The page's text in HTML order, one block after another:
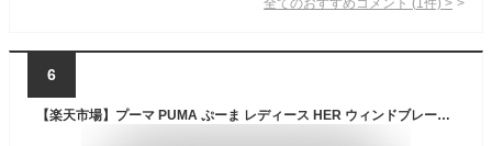
6
【楽天市場】プーマ PUMA ぷーま レディース HER ウィンドブレーカー 846088割引 値引 お買い得 セール 割引 特価：イースポルト